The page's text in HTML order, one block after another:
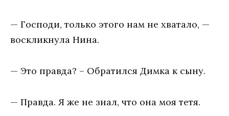
— Господи, только этого нам не хватало, —
воскликнула Нина.
— Это правда? – Обратился Димка к сыну.
— Правда. Я же не знал, что она моя тетя.